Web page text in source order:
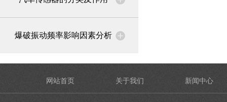
爆破振动频率影响因素分析
网站首页 关于我们 新闻中心